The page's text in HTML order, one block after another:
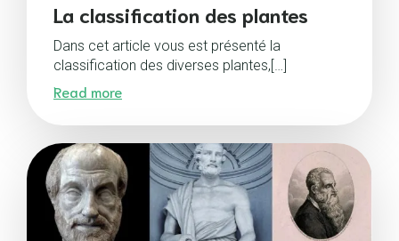
La classification des plantes
Dans cet article vous est présenté la
classification des diverses plantes,[…]
Read more